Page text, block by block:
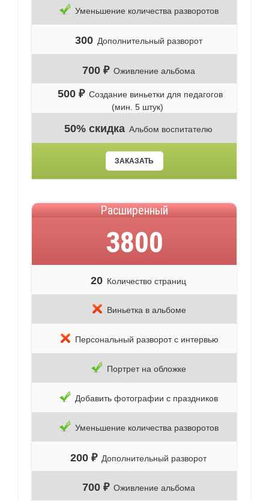
Уменьшение количества разворотов
300 Дополнительный разворот
700 ₽ Оживление альбома
500 ₽ Создание виньетки для педагогов
(мин. 5 штук)
50% скидка Альбом воспитателю
ЗАКАЗАТЬ
Расширенный
3800
20 Количество страниц
Виньетка в альбоме
Персональный разворот с интервью
Портрет на обложке
Добавить фотографии с праздников
Уменьшение количества разворотов
200 ₽ Дополнительный разворот
700 ₽ Оживление альбома